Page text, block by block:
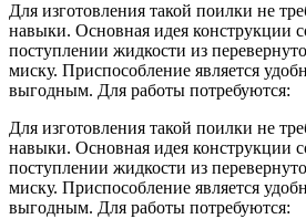
Для изготовления такой поилки не
навыки. Основная идея конструкции
поступлении жидкости из
миску. Приспособление является
выгодным. Для работы потребуются:
Для изготовления такой поилки не
навыки. Основная идея конструкции
поступлении жидкости из
миску. Приспособление является
выгодным. Для работы потребуются: